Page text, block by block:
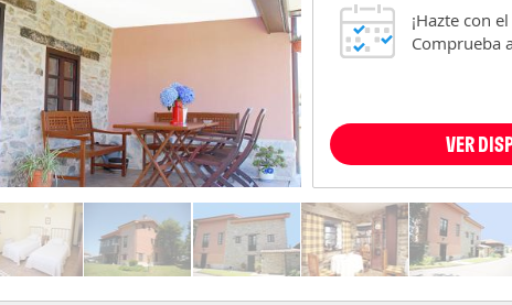
¡Hazte con el
Comprueba
VER